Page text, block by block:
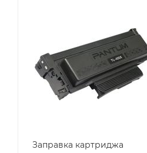
Заправка картриджа